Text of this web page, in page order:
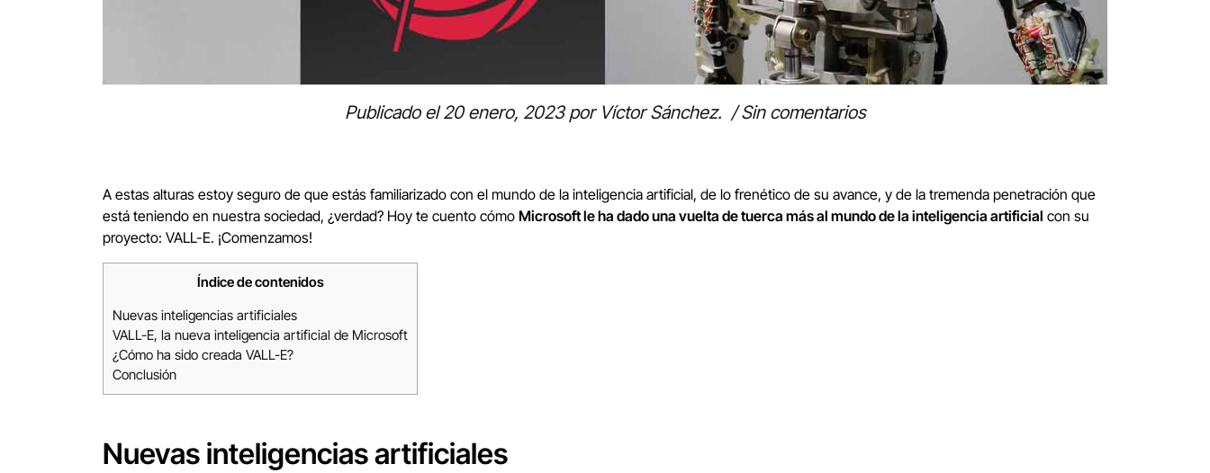
Publicado el20 enero, 2023por Víctor Sánchez. /Sin comentarios
A estas alturas estoy seguro de que estás familiarizado con el mundo de la inteligencia artificial, de lo frenético de su avance, y de la tremenda penetración que
está teniendo en nuestra sociedad, ¿verdad? Hoy te cuento cómo Microsoft le ha dado una vuelta de tuerca más al mundo de la inteligencia artificial con su
proyecto: VALL-E. ¡Comenzamos!
Índice de contenidos
Nuevas inteligencias artificiales
VALL-E, la nueva inteligencia artificial de Microsoft
¿Cómo ha sido creada VALL-E?
Conclusión
Nuevas inteligencias artificiales